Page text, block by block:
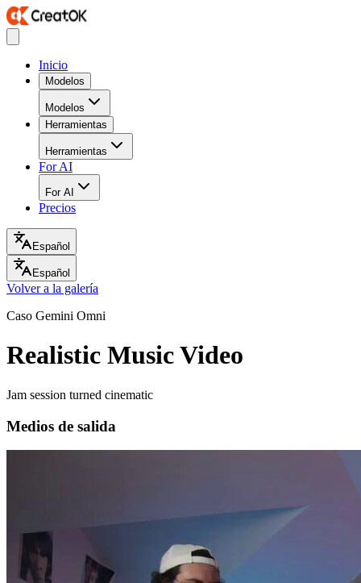
Inicio
Modelos
Modelos
Herramientas
Herramientas
For AI
For AI
Precios
Español
Español
Volver a la galería
Caso Gemini Omni
Realistic Music Video
Jam session turned cinematic
Medios de salida